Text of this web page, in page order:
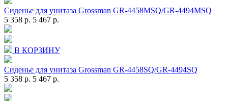
Сиденье для унитаза Grossman GR-4458MSQ/GR-4494MSQ
5 358 р. 5 467 р.
В КОРЗИНУ
Сиденье для унитаза Grossman GR-4458SQ/GR-4494SQ
5 358 р. 5 467 р.